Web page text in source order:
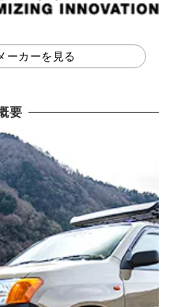
ーカーを見る
要